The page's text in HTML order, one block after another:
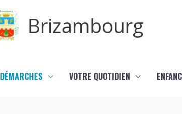
Brizambourg
DÉMARCHES VOTRE QUOTIDIEN